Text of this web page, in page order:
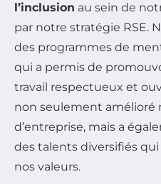
l’inclusion au sein de
par notre stratégie RSE.
des programmes de
qui a permis de
travail respectueux et
non seulement amélioré
d’entreprise, mais a
des talents diversifiés
nos valeurs.